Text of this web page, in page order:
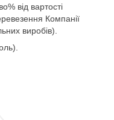
від вартості
Компанії
виробів).